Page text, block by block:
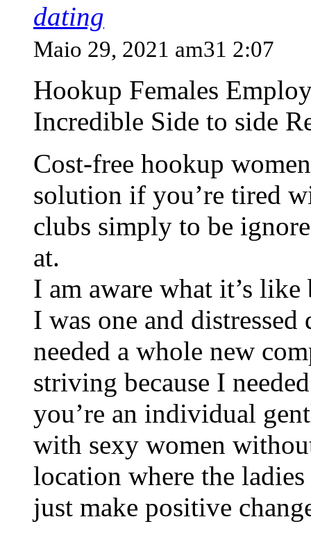
dating
Maio 29, 2021 am31 2:07
Hookup Females
Incredible Side to side
Cost-free hookup
solution if you’re tired
clubs simply to be
at.
I am aware what it’s like
I was one and
needed a whole new
striving because I
you’re an individual
with sexy women
location where the
just make positive